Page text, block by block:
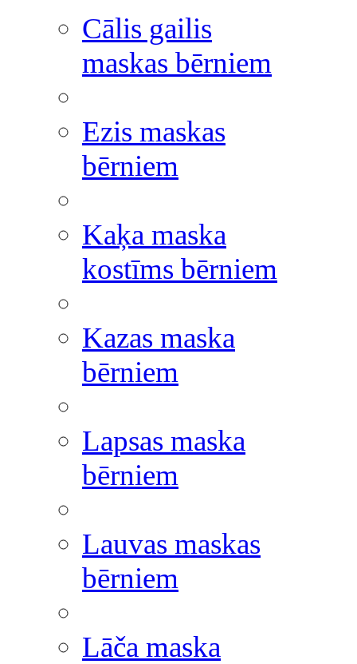
Cālis gailis
maskas bērniem
Ezis maskas
bērniem
Kaķa maska
kostīms bērniem
Kazas maska
bērniem
Lapsas maska
bērniem
Lauvas maskas
bērniem
Lāča maska